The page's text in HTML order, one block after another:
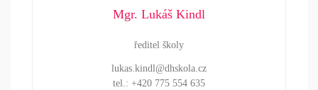
Mgr. Lukáš Kindl
ředitel školy
lukas.kindl@dhskola.cz
tel.: +420 775 554 635